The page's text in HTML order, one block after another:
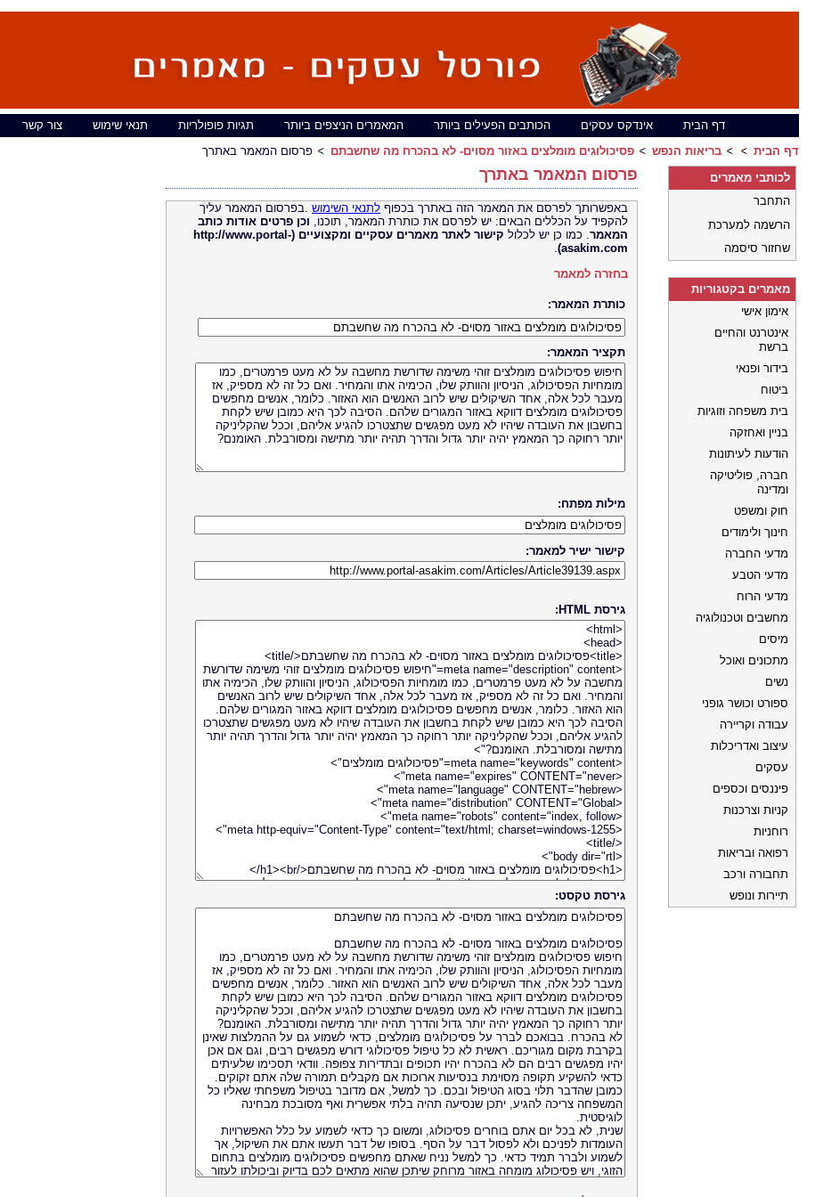
דף הבית אינדקס עסקים הכותבים הפעילים ביותר המאמרים הניצפים ביותר תגיות פופולריות תנאי שימוש
צור קשר
דף הבית
בריאות הנפש פסיכולוגים מומלצים באזור מסוים- לא בהכרח מה שחשבתם פרסום המאמר באתרך
פרסום המאמר באתרך
באפשרותך לפרסם את המאמר הזה באתרך בכפוף לתנאי השימוש .בפרסום המאמר עליך
להקפיד על הכללים הבאים: יש לפרסם את כותרת המאמר, תוכנו, וכן פרטים אודות כותב
המאמר. כמו כן יש לכלול קישור לאתר
מאמרים עסקיים ומקצועיים (http://www.portal-
asakim.com)
.
בחזרה למאמר
כותרת המאמר:
תקציר המאמר:
מילות מפתח:
קישור ישיר למאמר:
גירסת HTML:
גירסת טקסט:
לכותבי מאמרים
התחבר
הרשמה למערכת
שחזור סיסמה
מאמרים בקטגוריות
אימון אישי
אינטרנט והחיים
ברשת
בידור ופנאי
ביטוח
בית משפחה וזוגיות
בניין ואחזקה
הודעות לעיתונות
חברה, פוליטיקה
ומדינה
חוק ומשפט
חינוך ולימודים
מדעי החברה
מדעי הטבע
מדעי הרוח
מחשבים וטכנולוגיה
מיסים
מתכונים ואוכל
נשים
ספורט וכושר גופני
עבודה וקריירה
עיצוב ואדריכלות
עסקים
פיננסים וכספים
קניות וצרכנות
רוחניות
רפואה ובריאות
תחבורה ורכב
תיירות ונופש